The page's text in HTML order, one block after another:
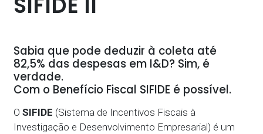
Sabia que pode deduzir à coleta até
82,5% das despesas em I&D? Sim, é
verdade.
Com o Benefício Fiscal SIFIDE é possível.
OSIFIDE (Sistema de Incentivos Fiscais à
Investigação e Desenvolvimento Empresarial) é um